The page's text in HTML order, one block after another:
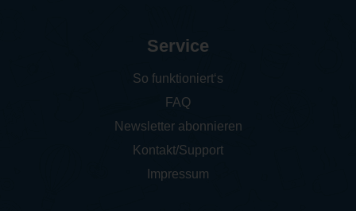
Service
So funktioniert‘s
FAQ
Newsletter abonnieren
Kontakt/Support
Impressum